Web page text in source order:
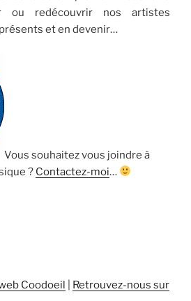
ou redécouvrir nos artistes
et en devenir…
Vous souhaitez vous joindre à
? Contactez-moi…
Coodoeil
Retrouvez-nous sur